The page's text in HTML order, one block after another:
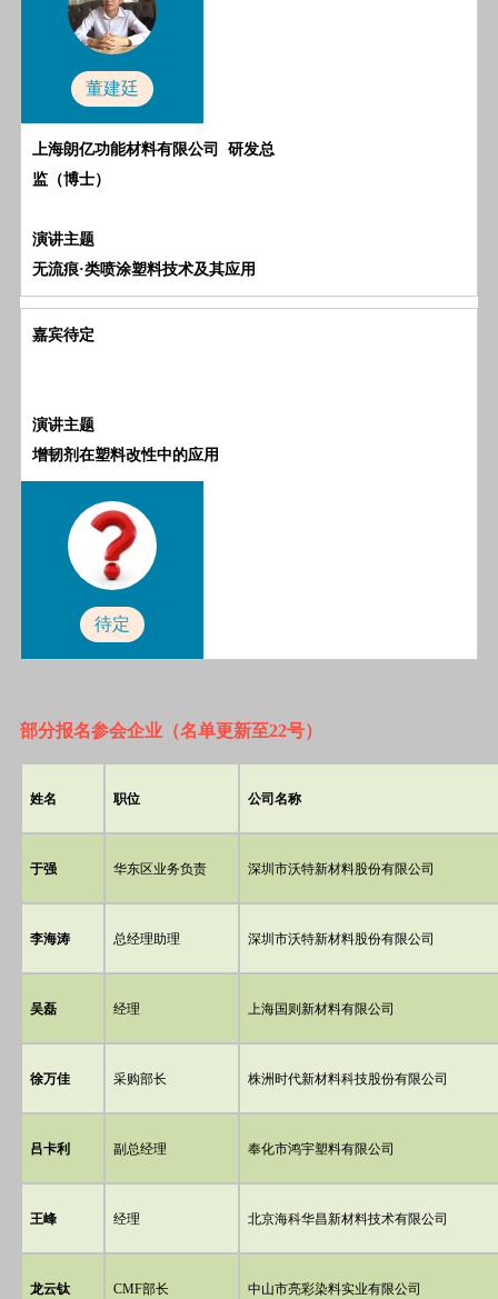
董建廷
上海朗亿功能材料有限公司 研发总
监（博士）
演讲主题
无流痕·类喷涂塑料技术及其应用
嘉宾待定
演讲主题
增韧剂在塑料改性中的应用
待定
部分报名参会企业（名单更新至22号）
姓名 职位 公司名称
于强 华东区业务负责 深圳市沃特新材料股份有限公司
李海涛 总经理助理 深圳市沃特新材料股份有限公司
吴磊 经理 上海国则新材料有限公司
徐万佳 采购部长 株洲时代新材料科技股份有限公司
吕卡利 副总经理 奉化市鸿宇塑料有限公司
王峰 经理 北京海科华昌新材料技术有限公司
龙云钛 CMF部长 中山市亮彩染料实业有限公司